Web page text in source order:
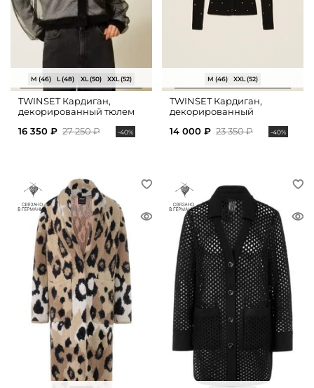
M (46) L (48) XL (50) XXL (52)
TWINSET Кардиган,
декорированный тюлем
16 350 ₽ 27 250 ₽ -40%
M (46) XXL (52)
TWINSET Кардиган,
декорированный
14 000 ₽ 23 350 ₽ -40%